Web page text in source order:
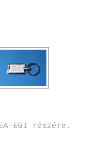
EGI részére.